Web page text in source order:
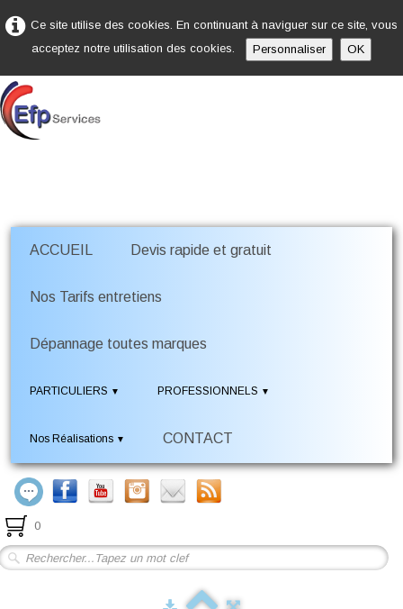
Ce site utilise des cookies. En continuant à naviguer sur ce site, vous
acceptez notre utilisation des cookies.
Personnaliser OK
ACCUEIL Devis rapide et gratuit
Nos Tarifs entretiens
Dépannage toutes marques
PARTICULIERS ▼ PROFESSIONNELS ▼
Nos Réalisations ▼ CONTACT
0